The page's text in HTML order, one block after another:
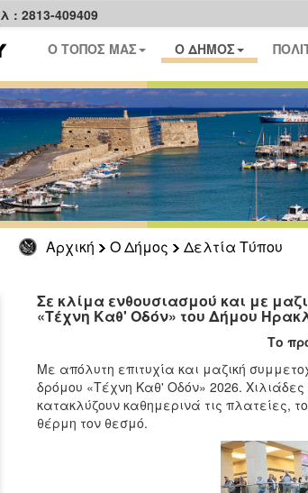
2813-409409
Ο ΤΟΠΟΣ ΜΑΣ Ο ΔΗΜΟΣ
Αρχική Ο Δήμος
Δελτία Τύπου
Σε κλίμα ενθουσιασμού και με
«Τέχνη Καθ' Οδόν» του Δήμου
Το πρόγραμμα της
Με απόλυτη επιτυχία και μαζική
δρόμου «Τέχνη Καθ' Οδόν» 2026.
κατακλύζουν καθημερινά τις πλατείες,
θέρμη τον θεσμό.